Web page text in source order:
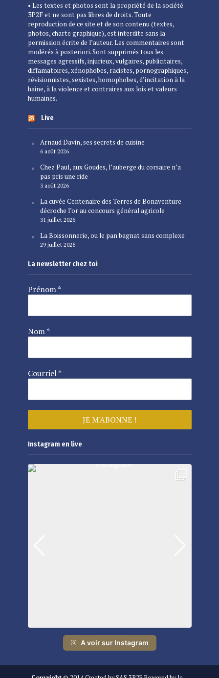
• Les textes et photos sont la propriété de la société
3P2F et ne sont pas libres de droits. Toute
reproduction de ce site et de son contenu (textes,
photos, charte graphique), est interdite sans la
permission écrite de l’auteur. Les commentaires sont
modérés à posteriori. Sont supprimés tous les
messages agressifs, injurieux, vulgaires, publicitaires,
diffamatoires, xénophobes, racistes, pornographiques,
révisionnistes, sexistes, homophobes, d’incitation à la
haine, à la violence et contraires aux lois et valeurs
humaines.
Live
Arnaud Davin, ses secrets de cuisine
6 août 2026
Chez Paul, aux Goudes, l’auberge du corsaire n’a
pas pris une ride
3 août 2026
La cuvée Centenaire des Terres de Bonaventure
décroche l’or au concours général agricole
31 juillet 2026
La Boissonnerie, ou le pan bagnat sans complexe
29 juillet 2026
La newsletter chez toi
Prénom*
Nom*
Courriel*
Instagram en live
A voir sur Instagram